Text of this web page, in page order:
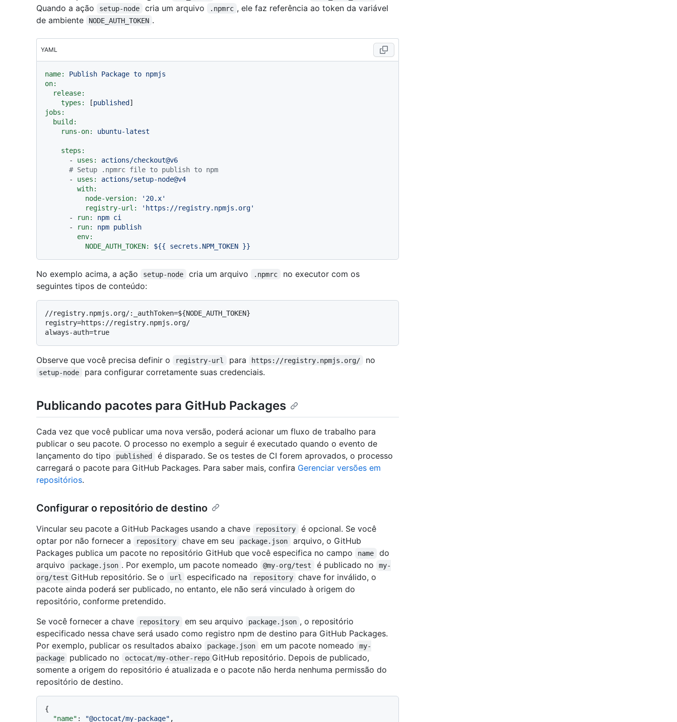
Quando a ação
setup-node cria um arquivo .npmrc , ele faz referência ao token da variável
de ambiente
NODE_AUTH_TOKEN .
YAML
name: Publish Package to npmjs
on:
release:
types:
[published
jobs:
build:
runs-on:
ubuntu-latest
steps:
-
uses:
actions/checkout@v6
# Setup .npmrc file to publish to npm
-
uses:
actions/setup-node@v4
with:
node-version:
'20.x'
registry-url:
'https://registry.npmjs.org'
-
run: npm ci
-
run: npm publish
env:
NODE_AUTH_TOKEN:
${{ secrets.NPM_TOKEN }}
No exemplo acima, a ação setup-node cria um arquivo .npmrc
no executor com os
seguintes tipos de conteúdo:
//registry.npmjs.org/:_authToken=${NODE_AUTH_TOKEN}
registry=https://registry.npmjs.org/
Observe que você precisa definir o registry-url para https://registry.npmjs.org/ no
setup-node para configurar corretamente suas credenciais.
Publicando pacotes para GitHub Packages
Cada vez que você publicar uma nova versão, poderá acionar um fluxo de trabalho para
publicar o seu pacote. O processo no exemplo a seguir é executado quando o evento de
lançamento do tipo
published
é disparado. Se os testes de CI forem aprovados, o processo
carregará o pacote para GitHub Packages. Para saber mais, confira Gerenciar versões em
repositórios.
Configurar o repositório de destino
Vincular seu pacote a GitHub Packages usando a chave repository
é opcional. Se você
optar por não fornecer a
repository chave em seu package.json
arquivo, o GitHub
Packages publica um pacote no repositório GitHub que você especifica no campo
name
do
arquivo
package.json . Por exemplo, um pacote nomeado @my-org/test é publicado no
my-
org/test GitHub repositório. Se o url especificado na repository
chave for inválido, o
pacote ainda poderá ser publicado, no entanto, ele não será vinculado à origem do
repositório, conforme pretendido.
Se você fornecer a chave
repository em seu arquivo package.json , o repositório
especificado nessa chave será usado como registro npm de destino para GitHub Packages.
Por exemplo, publicar os resultados abaixo
package.json em um pacote nomeado
my-
package
publicado no octocat/my-other-repo GitHub repositório. Depois de publicado,
somente a origem do repositório é atualizada e o pacote não herda nenhuma permissão do
repositório de destino.
{
"name" : "@octocat/my-package" ,